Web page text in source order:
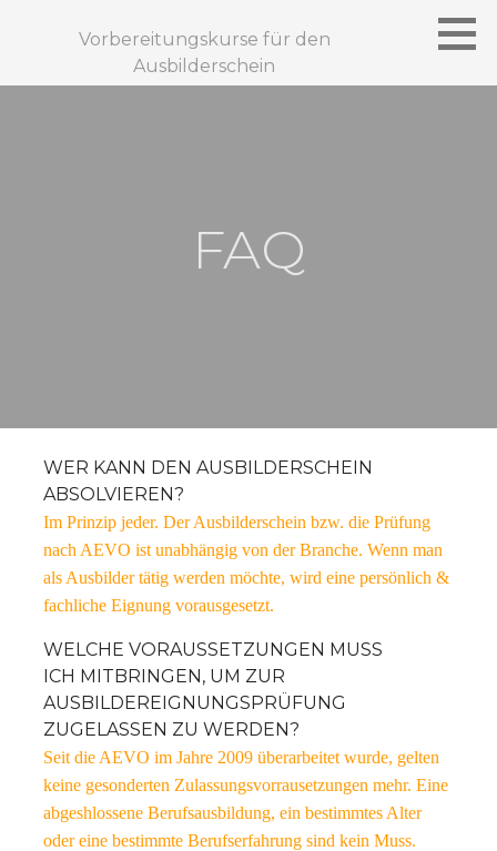
Vorbereitungskurse für den
Ausbilderschein
FAQ
WER KANN DEN AUSBILDERSCHEIN
ABSOLVIEREN?
Im Prinzip jeder. Der Ausbilderschein bzw. die Prüfung
nach AEVO ist unabhängig von der Branche. Wenn man
als Ausbilder tätig werden möchte, wird eine persönlich &
fachliche Eignung vorausgesetzt.
WELCHE VORAUSSETZUNGEN MUSS
ICH MITBRINGEN, UM ZUR
AUSBILDEREIGNUNGSPRÜFUNG
ZUGELASSEN ZU WERDEN?
Seit die AEVO im Jahre 2009 überarbeitet wurde, gelten
keine gesonderten Zulassungsvorrausetzungen mehr. Eine
abgeshlossene Berufsausbildung, ein bestimmtes Alter
oder eine bestimmte Berufserfahrung sind kein Muss.